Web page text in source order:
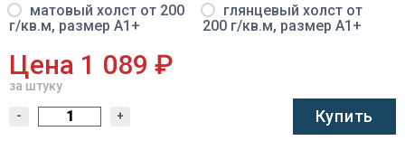
матовый холст от 200
г/кв.м, размер A1+
глянцевый холст от
200 г/кв.м, размер A1+
Цена 1 089 ₽
за штуку
- + Купить